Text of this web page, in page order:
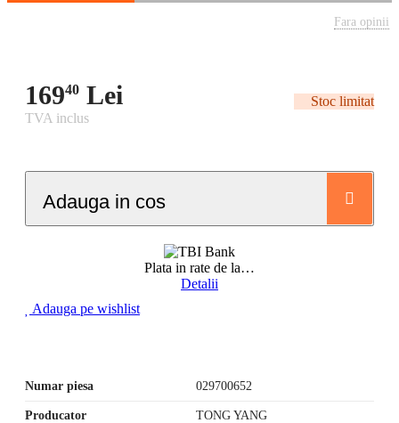
Fara opinii
16940 Lei
Stoc limitat
TVA inclus
Adauga in cos
Plata in rate de la…
Detalii
Adauga pe wishlist
Numar piesa 029700652
Producator TONG YANG